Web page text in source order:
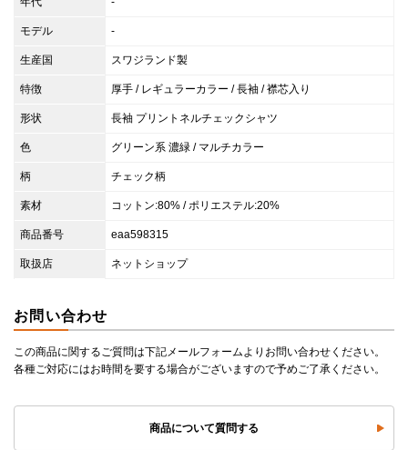
モデル -
生産国 スワジランド製
特徴 厚手 / レギュラーカラー / 長袖 / 襟芯入り
形状 長袖 プリントネルチェックシャツ
色 グリーン系 濃緑 / マルチカラー
柄 チェック柄
素材 コットン:80% / ポリエステル:20%
商品番号 eaa598315
取扱店 ネットショップ
お問い合わせ
この商品に関するご質問は下記メールフォームよりお問い合わせください。
各種ご対応にはお時間を要する場合がございますので予めご了承ください。
商品について質問する